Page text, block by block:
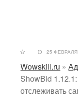
25
Wowskill.ru »
ShowBid
отслеживать